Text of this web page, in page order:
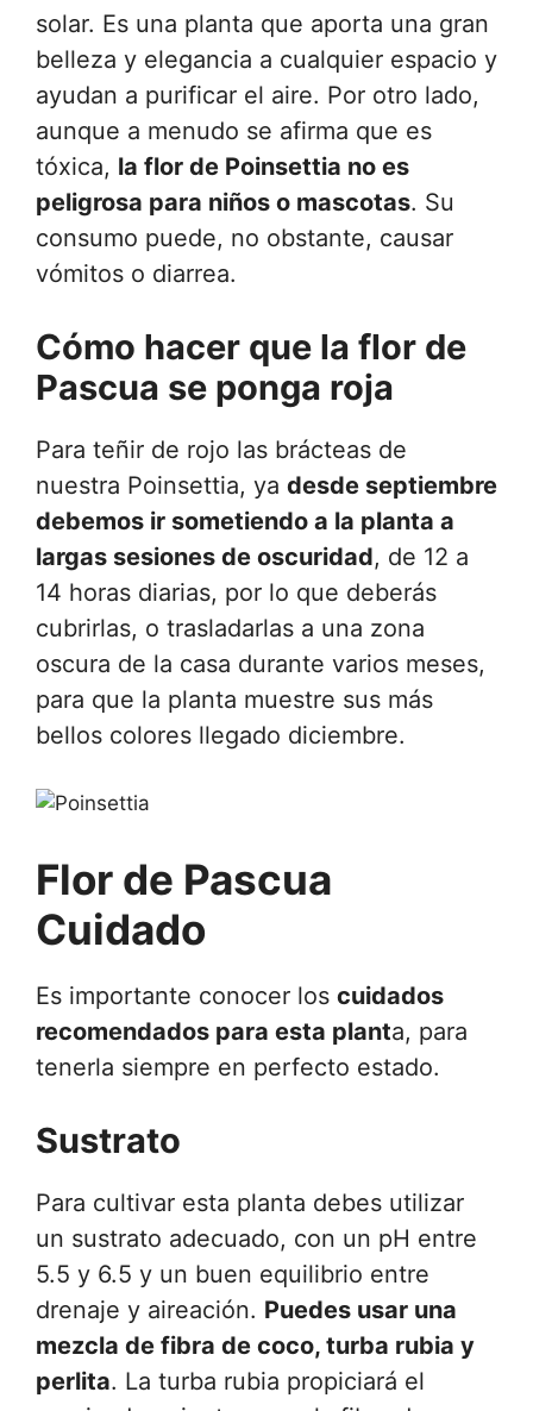
solar. Es una planta que aporta una gran
belleza y elegancia a cualquier espacio y
ayudan a purificar el aire. Por otro lado,
aunque a menudo se afirma que es
tóxica, la flor de Poinsettia no es
peligrosa para niños o mascotas. Su
consumo puede, no obstante, causar
vómitos o diarrea.
Cómo hacer que la flor de
Pascua se ponga roja
Para teñir de rojo las brácteas de
nuestra Poinsettia, ya desde septiembre
debemos ir sometiendo a la planta a
largas sesiones de oscuridad, de 12 a
14 horas diarias, por lo que deberás
cubrirlas, o trasladarlas a una zona
oscura de la casa durante varios meses,
para que la planta muestre sus más
bellos colores llegado diciembre.
Flor de Pascua
Cuidado
Es importante conocer los cuidados
recomendados para esta planta, para
tenerla siempre en perfecto estado.
Sustrato
Para cultivar esta planta debes utilizar
un sustrato adecuado, con un pH entre
5.5 y 6.5 y un buen equilibrio entre
drenaje y aireación. Puedes usar una
mezcla de fibra de coco, turba rubia y
perlita. La turba rubia propiciará el